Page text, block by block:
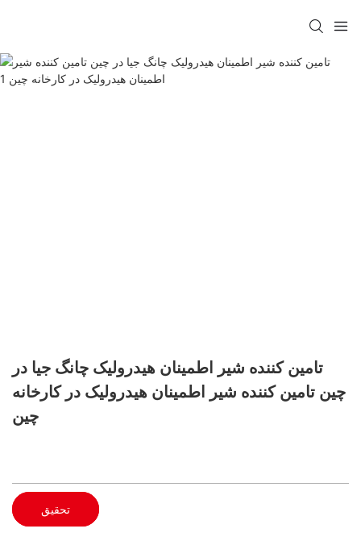
تامین کننده شیر اطمینان هیدرولیک چانگ جیا در
چین تامین کننده شیر اطمینان هیدرولیک در کارخانه
چین
تحقیق